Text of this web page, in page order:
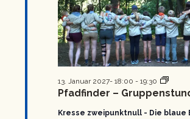
Pfadfinder –
13. Januar 2027- 18:00 - 19:30
Kresse zweipunktnull - Die blaue